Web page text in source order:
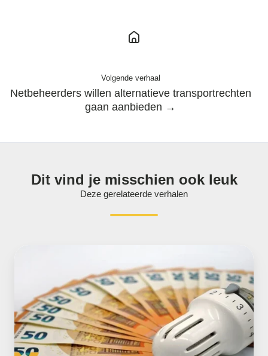
Volgende verhaal
Netbeheerders willen alternatieve transportrechten
gaan aanbieden →
Dit vind je misschien ook leuk
Deze gerelateerde verhalen
de
eerste
helft
van
2023